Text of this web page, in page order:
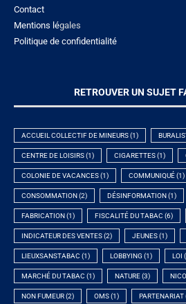
Contact
Mentions légales
Politique de confidentialité
RETROUVER UN SUJET
ACCUEIL COLLECTIF DE MINEURS(1)
CENTRE DE LOISIRS(1) CIGARETTES(1)
COLONIE DE VACANCES(1) COMMUNIQUÉ(1)
CONSOMMATION (2) DÉSINFORMATION (1)
FABRICATION (1) FISCALITÉ DU TABAC (6)
INDICATEUR DES VENTES(2) JEUNES(1)
LIEUXSANSTABAC (1) LOBBYING (1) LOI
MARCHÉ DU TABAC (1) NATURE(3)
NON FUMEUR(2) OMS(1) PARTENARIAT